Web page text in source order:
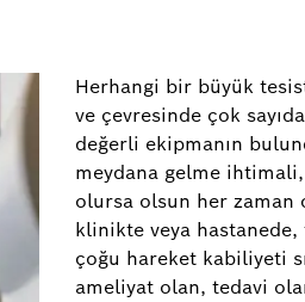
Herhangi bir büyük
ve çevresinde çok
değerli ekipmanın
meydana gelme
olursa olsun her zaman
klinikte veya
çoğu hareket kabiliyeti
ameliyat olan, tedavi